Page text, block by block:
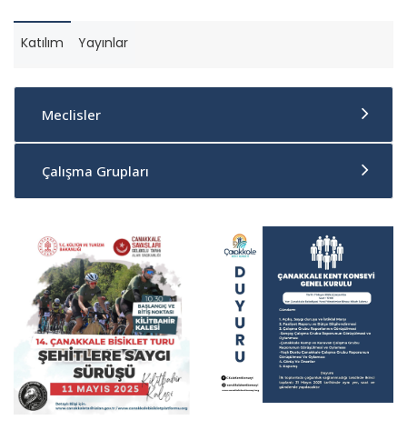
Katılım Yayınlar
Meclisler
Çalışma Grupları